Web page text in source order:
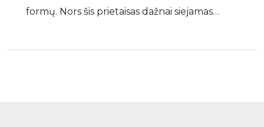
formų. Nors šis prietaisas dažnai siejamas…